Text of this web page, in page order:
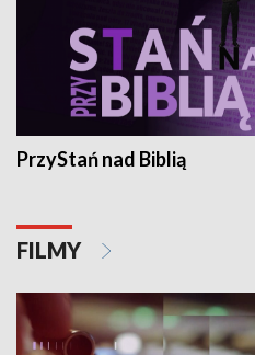
PrzyStań nad Biblią
FILMY